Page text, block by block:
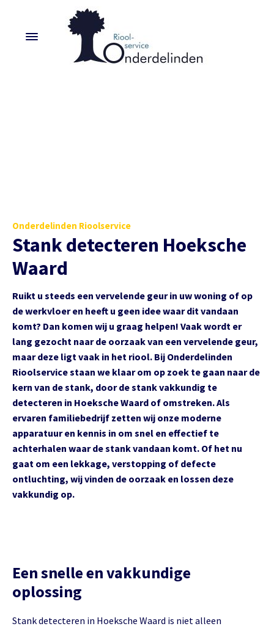
Onderdelinden Rioolservice
Stank detecteren Hoeksche
Waard
Ruikt u steeds een vervelende geur in uw woning of op
de werkvloer en heeft u geen idee waar dit vandaan
komt? Dan komen wij u graag helpen! Vaak wordt er
lang gezocht naar de oorzaak van een vervelende geur,
maar deze ligt vaak in het riool. Bij Onderdelinden
Rioolservice staan we klaar om op zoek te gaan naar de
kern van de stank, door de stank vakkundig te
detecteren in Hoeksche Waard of omstreken. Als
ervaren familiebedrijf zetten wij onze moderne
apparatuur en kennis in om snel en effectief te
achterhalen waar de stank vandaan komt. Of het nu
gaat om een lekkage, verstopping of defecte
ontluchting, wij vinden de oorzaak en lossen deze
vakkundig op.
Een snelle en vakkundige
oplossing
Stank detecteren in Hoeksche Waard is niet alleen